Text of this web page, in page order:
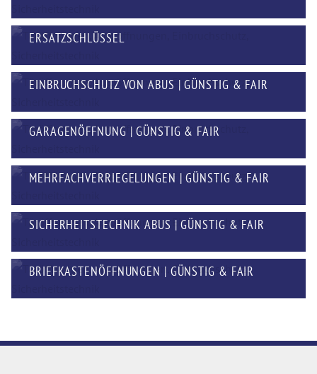
ERSATZSCHLÜSSEL
EINBRUCHSCHUTZ VON ABUS | GÜNSTIG & FAIR
GARAGENÖFFNUNG | GÜNSTIG & FAIR
MEHRFACHVERRIEGELUNGEN | GÜNSTIG & FAIR
SICHERHEITSTECHNIK ABUS | GÜNSTIG & FAIR
BRIEFKASTENÖFFNUNGEN | GÜNSTIG & FAIR